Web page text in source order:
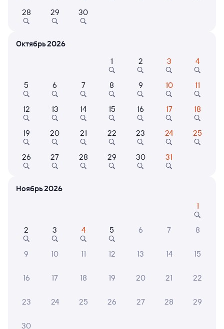
Дни следования ближайшие: 9, 12, 16 августа
Сидячий
2 ⁠115 ⁠₽
Выберите дату
Найдём билет на поезд за вас
Даже если сейчас нет мест
Искать билеты
Отзывы пассажиров Туту о поездах
по этому направлению
Мы отображаем актуальные отзывы и не удаляем
8 Светлана А.
29 июля 2026 • Поезд 064А
открывались ступеньки. Очень неудобно, особенно с
28 29 30
Октябрь 2026
1
2 3 4
5 6 7 8 9 10 11
12 13 14 15 16 17 18
19 20 21 22 23 24 25
26 27 28 29 30 31
Ноябрь 2026
1
2 3 4 5 6 7 8
9 10 11 12 13 14 15
16 17 18 19 20 21 22
23 24 25 26 27 28 29
30